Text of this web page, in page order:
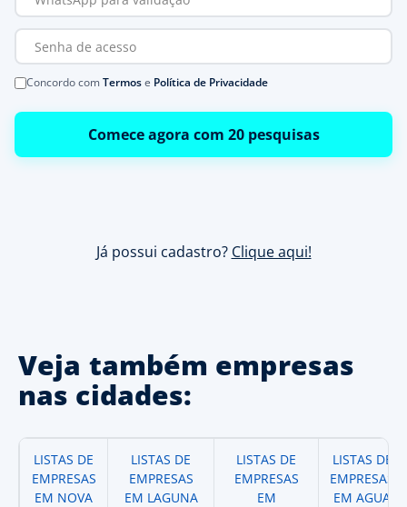
Concordo comTermose Política de Privacidade
Comece agora com 20 pesquisas
Já possui cadastro? Clique aqui!
Veja também empresas
nas cidades:
LISTAS DE
EMPRESAS
EM NOVA
LISTAS DE
EMPRESAS
EM LAGUNA
LISTAS DE
EMPRESAS
EM
LISTAS DE
EMPRESAS
EM AGUA